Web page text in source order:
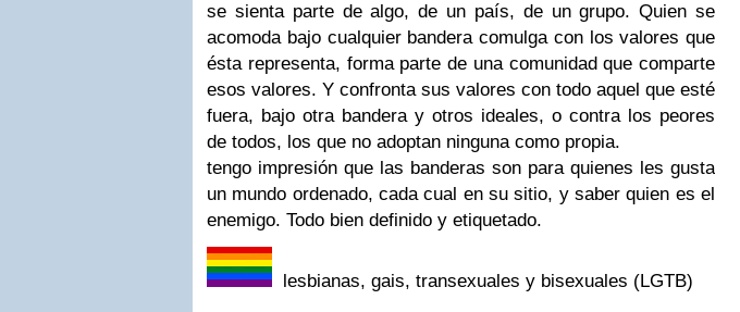
se sienta parte de algo, de un país, de un grupo. Quien se
acomoda bajo cualquier bandera comulga con los valores que
ésta representa, forma parte de una comunidad que comparte
esos valores. Y confronta sus valores con todo aquel que esté
fuera, bajo otra bandera y otros ideales, o contra los peores
de todos, los que no adoptan ninguna como propia.
tengo impresión que las banderas son para quienes les gusta
un mundo ordenado, cada cual en su sitio, y saber quien es el
enemigo. Todo bien definido y etiquetado.
lesbianas, gais, transexuales y bisexuales (LGTB)